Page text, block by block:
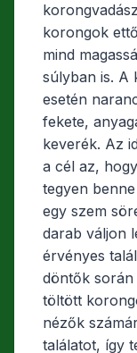
korongok
mind
súlyban is. A
esetén
fekete,
keverék. Az
a cél az,
tegyen
egy szem
darab váljon
érvényes
döntők
töltött
nézők
találatot, így